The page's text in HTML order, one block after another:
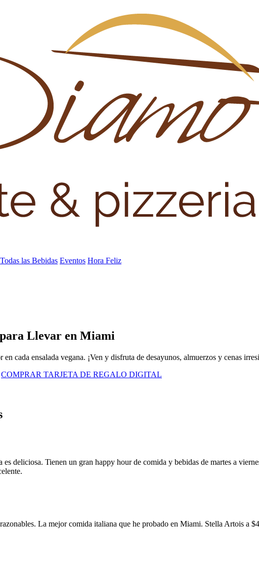
Todas las Bebidas Eventos Hora Feliz
para Llevar en Miami
cada ensalada vegana. ¡Ven y disfruta de desayunos, almuerzos y cenas
COMPRAR TARJETA DE REGALO DIGITAL
deliciosa. Tienen un gran happy hour de comida y bebidas de martes a
La mejor comida italiana que he probado en Miami. Stella Artois a